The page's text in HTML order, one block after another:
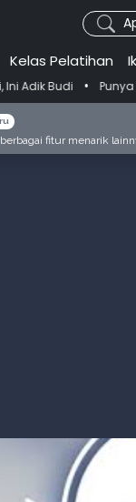
Kelas Pelatihan
Punya Tujuan
fitur menarik